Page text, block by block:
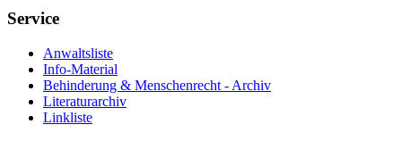
Service
Anwaltsliste
Info-Material
Behinderung & Menschenrecht - Archiv
Literaturarchiv
Linkliste